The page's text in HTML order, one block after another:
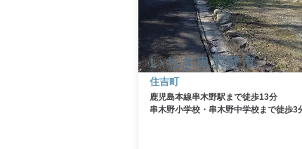
いちき串木野市
​住吉町
鹿児島本線串木野駅まで徒歩13分
串木野小学校・串木野中学校まで徒歩3